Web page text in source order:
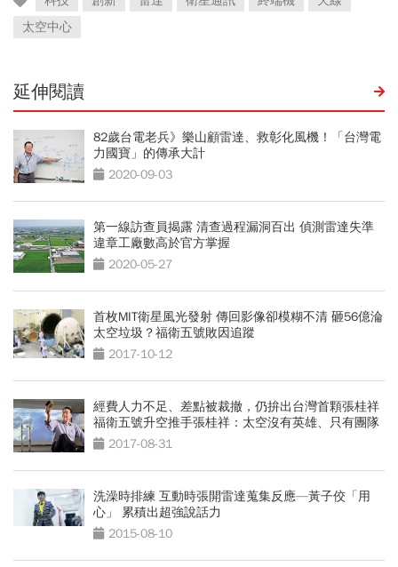
太空中心
延伸閱讀
82歲台電老兵》樂山顧雷達、救彰化風機！「台灣電
力國寶」的傳承大計
2020-09-03
第一線訪查員揭露 清查過程漏洞百出 偵測雷達失準
違章工廠數高於官方掌握
2020-05-27
首枚MIT衛星風光發射 傳回影像卻模糊不清 砸56億淪
太空垃圾？福衛五號敗因追蹤
2017-10-12
經費人力不足、差點被裁撤，仍拚出台灣首顆張桂祥
福衛五號升空推手張桂祥：太空沒有英雄、只有團隊
2017-08-31
洗澡時排練 互動時張開雷達蒐集反應—黃子佼「用
心」 累積出超強說話力
2015-08-10